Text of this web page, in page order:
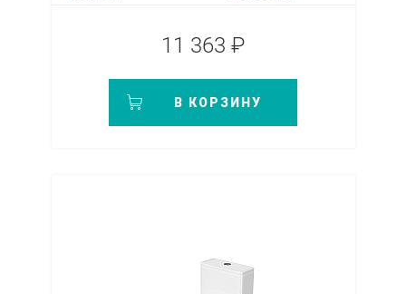
11 363 ₽
В КОРЗИНУ